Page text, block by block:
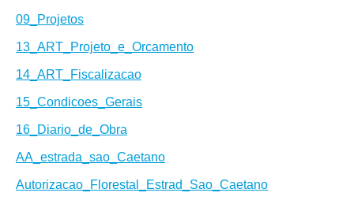
09_Projetos
13_ART_Projeto_e_Orcamento
14_ART_Fiscalizacao
15_Condicoes_Gerais
16_Diario_de_Obra
AA_estrada_sao_Caetano
Autorizacao_Florestal_Estrad_Sao_Caetano